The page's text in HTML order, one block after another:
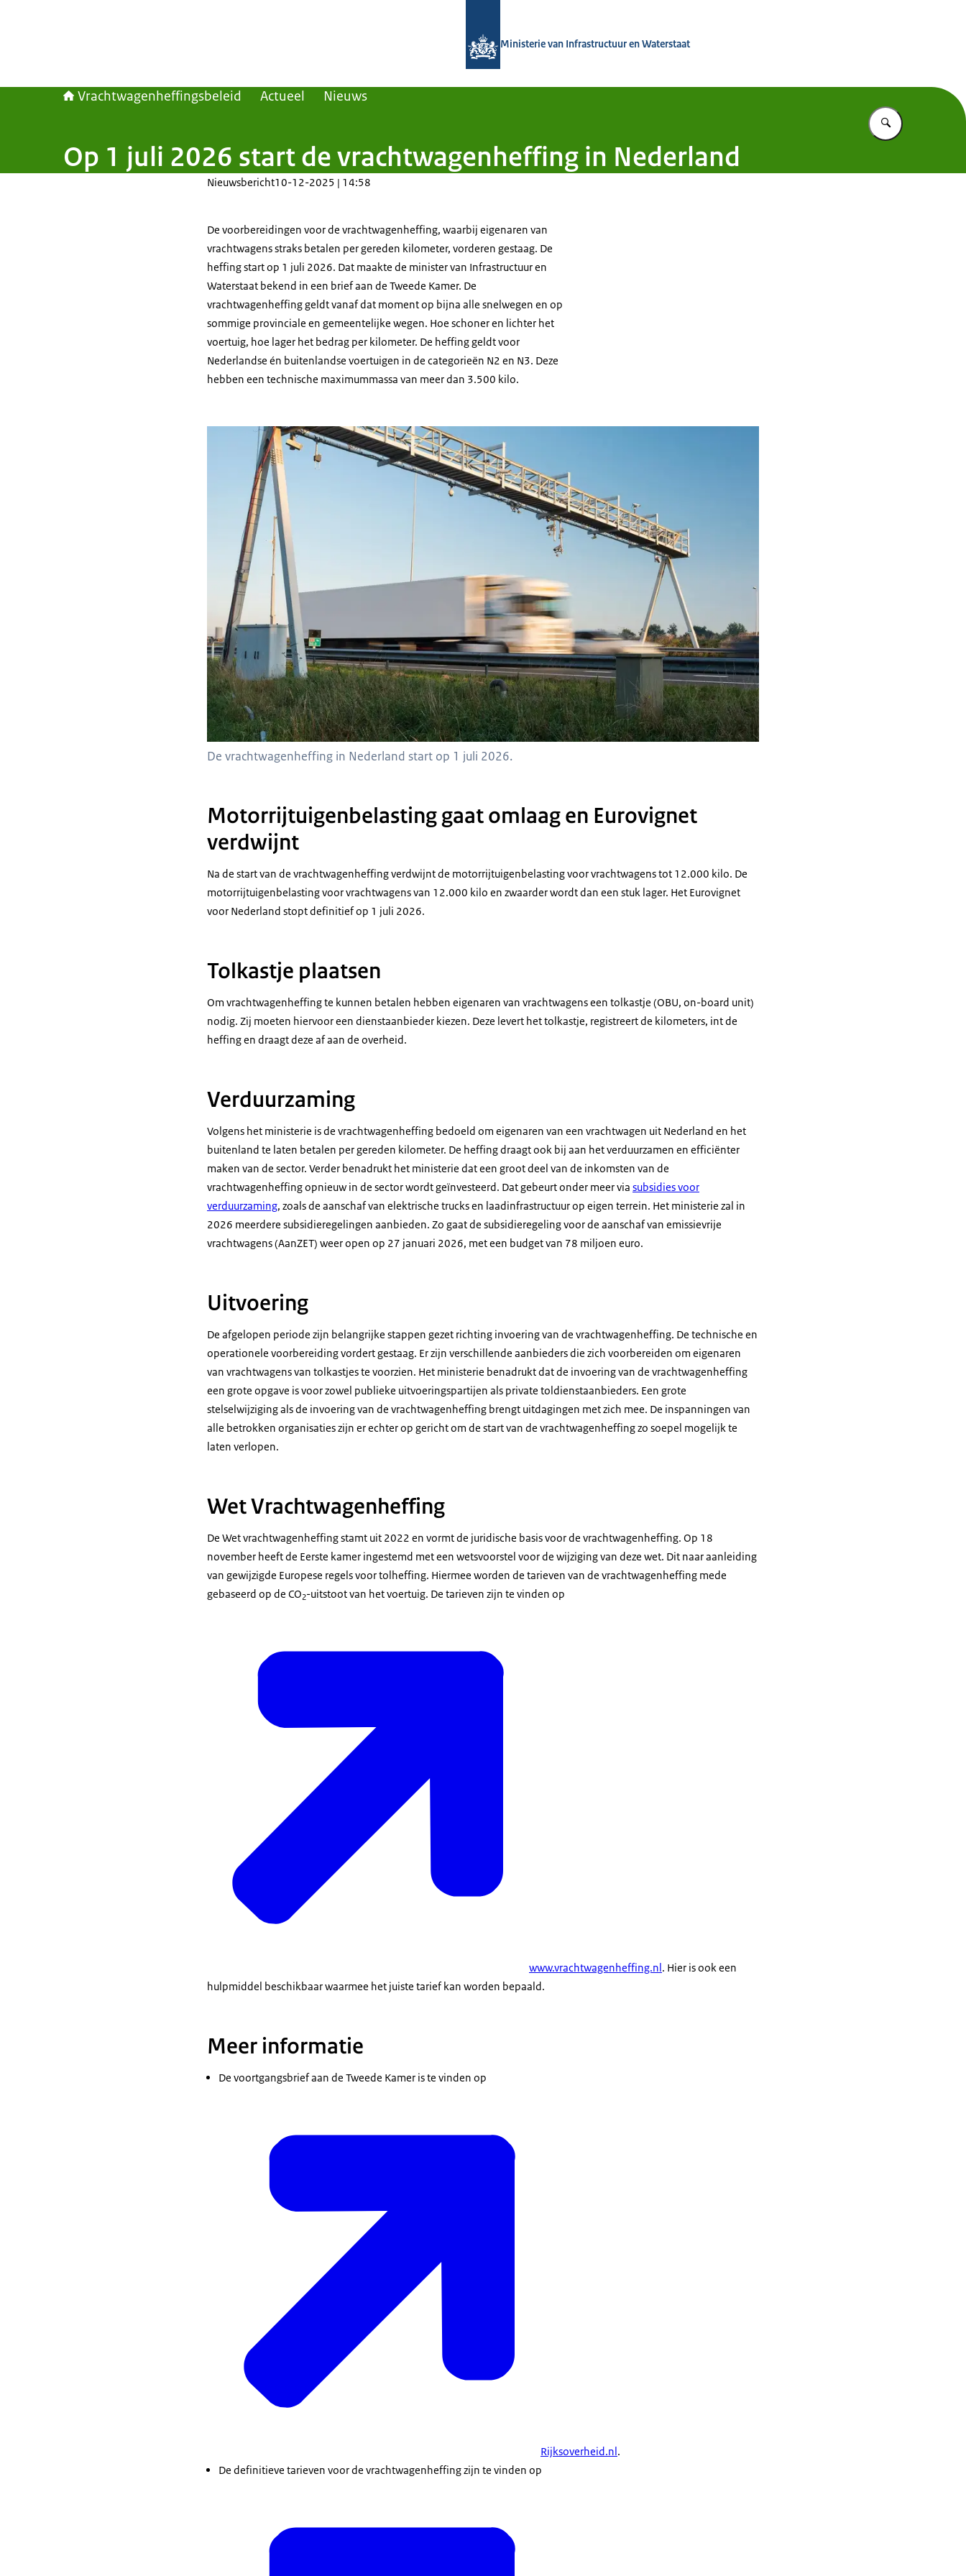
Ministerie van Infrastructuur en Waterstaat
Vrachtwagenheffingsbeleid Actueel Nieuws
Vul in wat u
Op 1 juli 2026 start de vrachtwagenheffing in Nederland
Nieuwsbericht10-12-2025 | 14:58
De voorbereidingen voor de vrachtwagenheffing, waarbij eigenaren van
vrachtwagens straks betalen per gereden kilometer, vorderen gestaag. De
heffing start op 1 juli 2026. Dat maakte de minister van Infrastructuur en
Waterstaat bekend in een brief aan de Tweede Kamer. De
vrachtwagenheffing geldt vanaf dat moment op bijna alle snelwegen en op
sommige provinciale en gemeentelijke wegen. Hoe schoner en lichter het
voertuig, hoe lager het bedrag per kilometer. De heffing geldt voor
Nederlandse én buitenlandse voertuigen in de categorieën N2 en N3. Deze
hebben een technische maximummassa van meer dan 3.500 kilo.
De vrachtwagenheffing in Nederland start op 1 juli 2026.
Motorrijtuigenbelasting gaat omlaag en Eurovignet
verdwijnt
Na de start van de vrachtwagenheffing verdwijnt de motorrijtuigenbelasting voor vrachtwagens tot 12.000 kilo. De
motorrijtuigenbelasting voor vrachtwagens van 12.000 kilo en zwaarder wordt dan een stuk lager. Het Eurovignet
voor Nederland stopt definitief op 1 juli 2026.
Tolkastje plaatsen
Om vrachtwagenheffing te kunnen betalen hebben eigenaren van vrachtwagens een tolkastje (OBU, on-board unit)
nodig. Zij moeten hiervoor een dienstaanbieder kiezen. Deze levert het tolkastje, registreert de kilometers, int de
heffing en draagt deze af aan de overheid.
Verduurzaming
Volgens het ministerie is de vrachtwagenheffing bedoeld om eigenaren van een vrachtwagen uit Nederland en het
buitenland te laten betalen per gereden kilometer. De heffing draagt ook bij aan het verduurzamen en efficiënter
maken van de sector. Verder benadrukt het ministerie dat een groot deel van de inkomsten van de
vrachtwagenheffing opnieuw in de sector wordt geïnvesteerd. Dat gebeurt onder meer via subsidies voor
verduurzaming, zoals de aanschaf van elektrische trucks en laadinfrastructuur op eigen terrein. Het ministerie zal in
2026 meerdere subsidieregelingen aanbieden. Zo gaat de subsidieregeling voor de aanschaf van emissievrije
vrachtwagens (AanZET) weer open op 27 januari 2026, met een budget van 78 miljoen euro.
Uitvoering
De afgelopen periode zijn belangrijke stappen gezet richting invoering van de vrachtwagenheffing. De technische en
operationele voorbereiding vordert gestaag. Er zijn verschillende aanbieders die zich voorbereiden om eigenaren
van vrachtwagens van tolkastjes te voorzien. Het ministerie benadrukt dat de invoering van de vrachtwagenheffing
een grote opgave is voor zowel publieke uitvoeringspartijen als private toldienstaanbieders. Een grote
stelselwijziging als de invoering van de vrachtwagenheffing brengt uitdagingen met zich mee. De inspanningen van
alle betrokken organisaties zijn er echter op gericht om de start van de vrachtwagenheffing zo soepel mogelijk te
laten verlopen.
Wet Vrachtwagenheffing
De Wet vrachtwagenheffing stamt uit 2022 en vormt de juridische basis voor de vrachtwagenheffing. Op 18
november heeft de Eerste kamer ingestemd met een wetsvoorstel voor de wijziging van deze wet. Dit naar aanleiding
van gewijzigde Europese regels voor tolheffing. Hiermee worden de tarieven van de vrachtwagenheffing mede
gebaseerd op de CO2-uitstoot van het voertuig. De tarieven zijn te vinden op
www.vrachtwagenheffing.nl . Hier is ook een
hulpmiddel beschikbaar waarmee het juiste tarief kan worden bepaald.
Meer informatie
De voortgangsbrief aan de Tweede Kamer is te vinden op
Rijksoverheid.nl .
De definitieve tarieven voor de vrachtwagenheffing zijn te vinden op